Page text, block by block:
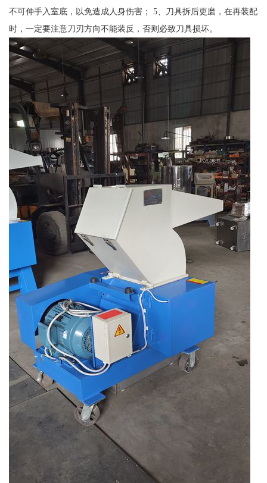
不可伸手入室底，以免造成人身伤害； 5、刀具拆后更磨，在再装配
时，一定要注意刀刃方向不能装反，否则必致刀具损坏。